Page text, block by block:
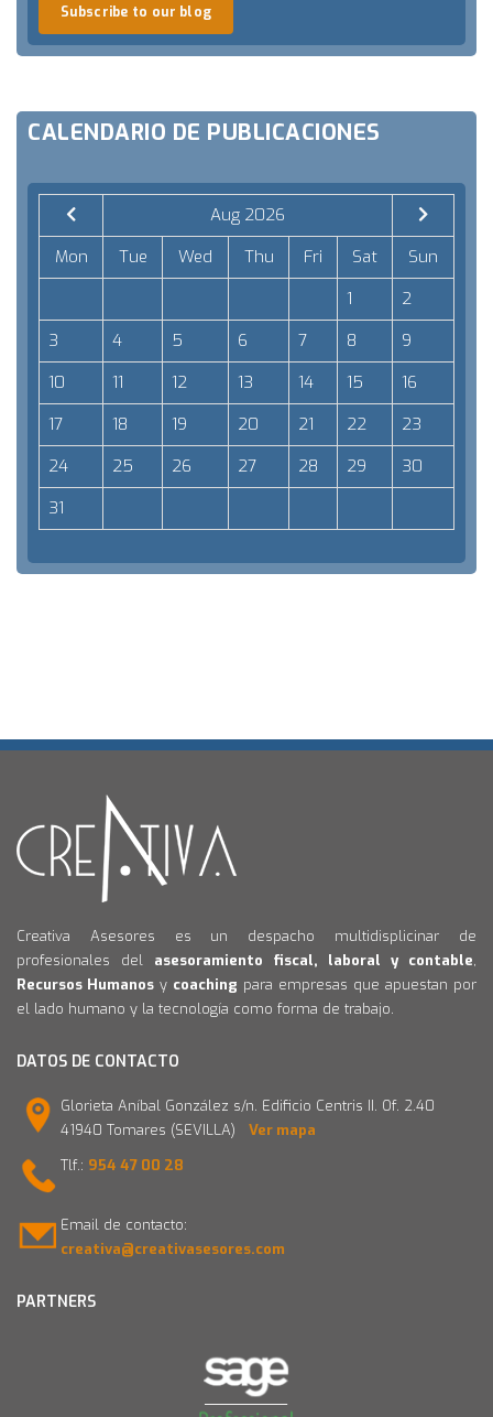
Subscribe to our blog
CALENDARIO DE PUBLICACIONES
Aug 2026
Mon
Tue Wed Thu Fri Sat
Sun
1
2
3
4 5 6 7 8
9
10
11 12 13 14 15
16
17
18 19 20 21 22
23
24
25 26 27 28 29
30
31
Creativa Asesores es un despacho multidisplicinar de
profesionales del asesoramiento fiscal, laboral y contable,
Recursos Humanos y coaching para empresas que apuestan por
el lado humano y la tecnología como forma de trabajo.
DATOS DE CONTACTO
Glorieta Aníbal González s/n. Edificio Centris II. Of. 2.40
41940 Tomares (SEVILLA) Ver mapa
Tlf.: 954 47 00 28
Email de contacto:
creativa@creativasesores.com
PARTNERS